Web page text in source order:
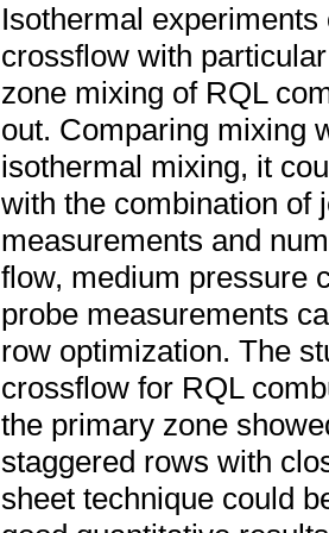
Isothermal
crossflow with
zone mixing of RQL
out. Comparing mixing
isothermal mixing, it
with the combination of
measurements and
flow, medium pressure
probe measurements
row optimization. The
crossflow for RQL
the primary zone
staggered rows with
sheet technique could